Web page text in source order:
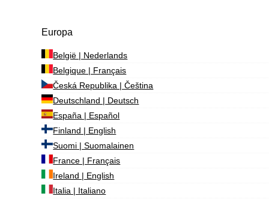
Europa
België | Nederlands
Belgique | Français
Česká Republika | Čeština
Deutschland | Deutsch
España | Español
Finland | English
Suomi | Suomalainen
France | Français
Ireland | English
Italia | Italiano